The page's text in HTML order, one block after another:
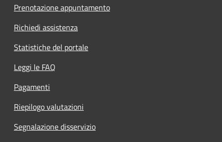
Prenotazione appuntamento
Richiedi assistenza
Statistiche del portale
Leggi le FAQ
Pagamenti
Riepilogo valutazioni
Segnalazione disservizio